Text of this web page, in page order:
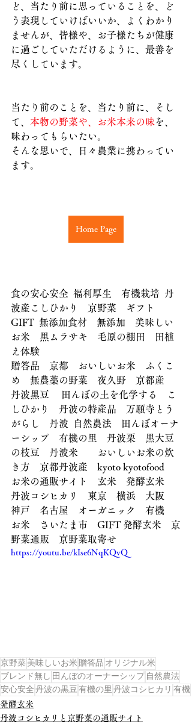
ど、当たり前に思っていることを、ど
う表現していけばいいか、よくわかり
ませんが、皆様や、お子様たちが健康
に過ごしていただけるように、最善を
尽くしています。
当たり前のことを、当たり前に、そし
て、 本物の野菜や、お米本来の味 を、
味わってもらいたい。
そんな思いで、日々農業に携わってい
ます。
Home Page
食の安心安全  福利厚生　有機栽培  丹
波産こしひかり　京野菜　ギフト
GIFT  無添加食材　無添加　美味しい
お米　黒ムラサキ　毛原の棚田　田植
え体験
贈答品　京都　おいしいお米　ふくこ
め　無農薬の野菜　夜久野　京都産
丹波黒豆 　田んぼの土を化学する　こ
しひかり　丹波の特産品　万願寺とう
がらし　丹波  自然農法　田んぼオーナ
ーシップ　有機の里　丹波栗　黒大豆
の枝豆　丹波米　　おいしいお米の炊
き方　京都丹波産　kyoto kyotofood
お米の通販サイト　玄米　発酵玄米
丹波コシヒカリ　東京　横浜　大阪
神戸　名古屋　オーガニック　有機
お米　さいたま市　GIFT 発酵玄米　京
野菜通販　京野菜取寄せ
https://youtu.be/kIse6NqKQvQ
京野菜 美味しいお米贈答品 オリジナル米
ブレンド無し 田んぼのオーナーシップ 自然農法
安心安全丹波の黒豆有機の里丹波コシヒカリ 有機
発酵玄米
丹波コシヒカリと京野菜の通販サイト